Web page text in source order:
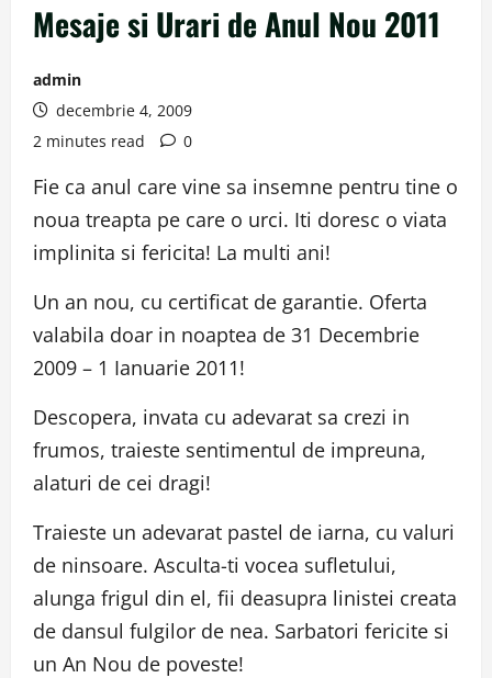
Mesaje si Urari de Anul Nou 2011
admin
decembrie 4, 2009
2 minutes read
0
Fie ca anul care vine sa insemne pentru tine o
noua treapta pe care o urci. Iti doresc o viata
implinita si fericita! La multi ani!
Un an nou, cu certificat de garantie. Oferta
valabila doar in noaptea de 31 Decembrie
2009 – 1 Ianuarie 2011!
Descopera, invata cu adevarat sa crezi in
frumos, traieste sentimentul de impreuna,
alaturi de cei dragi!
Traieste un adevarat pastel de iarna, cu valuri
de ninsoare. Asculta-ti vocea sufletului,
alunga frigul din el, fii deasupra linistei creata
de dansul fulgilor de nea. Sarbatori fericite si
un An Nou de poveste!